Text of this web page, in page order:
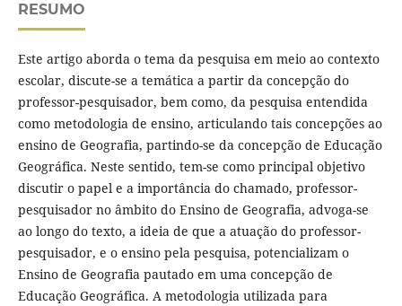
RESUMO
Este artigo aborda o tema da pesquisa em meio ao contexto
escolar, discute-se a temática a partir da concepção do
professor-pesquisador, bem como, da pesquisa entendida
como metodologia de ensino, articulando tais concepções ao
ensino de Geografia, partindo-se da concepção de Educação
Geográfica. Neste sentido, tem-se como principal objetivo
discutir o papel e a importância do chamado, professor-
pesquisador no âmbito do Ensino de Geografia, advoga-se
ao longo do texto, a ideia de que a atuação do professor-
pesquisador, e o ensino pela pesquisa, potencializam o
Ensino de Geografia pautado em uma concepção de
Educação Geográfica. A metodologia utilizada para